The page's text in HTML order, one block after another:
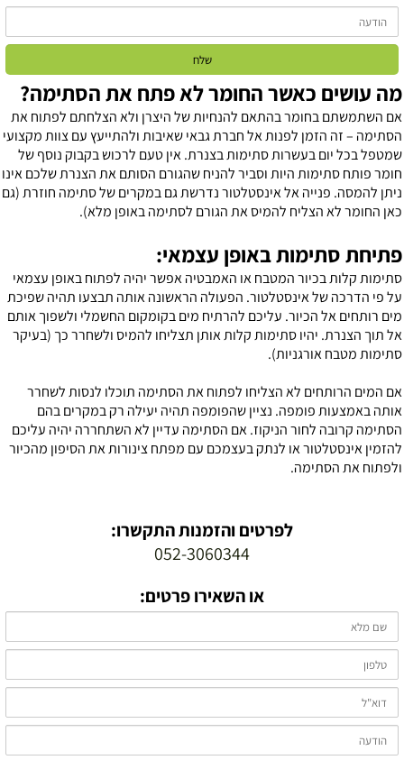
עושים כאשר החומר לא פתח את הסתימה?
השתמשתם בחומר בהתאם להנחיות של היצרן ולא הצלחתם לפתוח את
– זה הזמן לפנות אל חברת גבאי שאיבות ולהתייעץ עם צוות מקצועי
בכל יום בעשרות סתימות בצנרת. אין טעם לרכוש בקבוק נוסף של
פותח סתימות היות וסביר להניח שהגורם הסותם את הצנרת שלכם אינו
להמסה. פנייה אל אינסטלטור נדרשת גם במקרים של סתימה חוזרת (גם
החומר לא הצליח להמיס את הגורם לסתימה באופן מלא).
סתימות באופן עצמאי:
קלות בכיור המטבח או האמבטיה אפשר יהיה לפתוח באופן עצמאי
פי הדרכה של אינסטלטור. הפעולה הראשונה אותה תבצעו תהיה שפיכת
רותחים אל הכיור. עליכם להרתיח מים בקומקום החשמלי ולשפוך אותם
תוך הצנרת. יהיו סתימות קלות אותן תצליחו להמיס ולשחרר כך (בעיקר
מטבח אורגניות).
המים הרותחים לא הצליחו לפתוח את הסתימה תוכלו לנסות לשחרר
באמצעות פומפה. נציין שהפומפה תהיה יעילה רק במקרים בהם
קרובה לחור הניקוז. אם הסתימה עדיין לא השתחררה יהיה עליכם
אינסטלטור או לנתק בעצמכם עם מפתח צינורות את הסיפון מהכיור
את הסתימה.
לפרטים והזמנות התקשרו:
052-3060344
או השאירו פרטים: